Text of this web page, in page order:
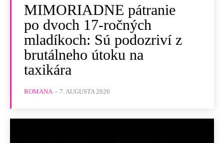
MIMORIADNE pátranie
po dvoch 17-ročných
mladíkoch: Sú podozriví z
brutálneho útoku na
taxikára
ROMANA - 7. AUGUSTA 2026